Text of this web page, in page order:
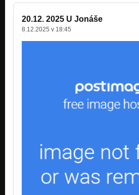
Nezařazeno
20.12. 2025 U Jonáše
8.12.2025 v 18:45